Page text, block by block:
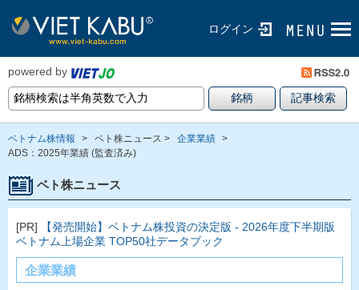
ログイン
powered by
ベトナム株情報 > ベト株ニュース > 企業業績 >
ADS：2025年業績 (監査済み)
ベト株ニュース
[PR]
【発売開始】ベトナム株投資の決定版 - 2026年度下半期版
ベトナム上場企業 TOP50社データブック
企業業績